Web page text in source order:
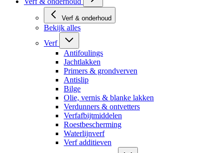
Verf & onderhoud
Bekijk alles
Verf
Antifoulings
Jachtlakken
Primers & grondverven
Antislip
Bilge
Olie, vernis & blanke lakken
Verdunners & ontvetters
Verfafbijtmiddelen
Roestbescherming
Waterlijnverf
Verf additieven